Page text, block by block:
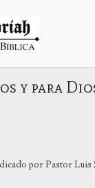
y para
por Pastor Luis